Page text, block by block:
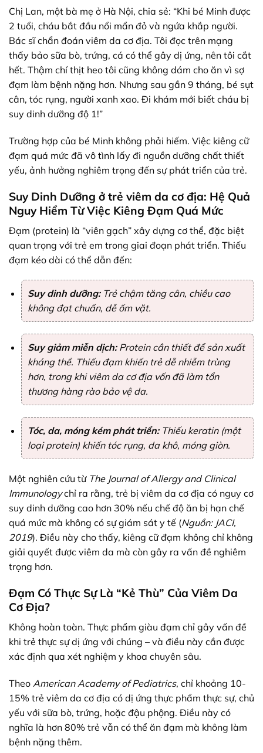
Chị Lan, một bà mẹ ở Hà Nội, chia sẻ: “Khi bé Minh được
2 tuổi, cháu bắt đầu nổi mẩn đỏ và ngứa khắp người.
Bác sĩ chẩn đoán viêm da cơ địa. Tôi đọc trên mạng
thấy bảo sữa bò, trứng, cá có thể gây dị ứng, nên tôi cắt
hết. Thậm chí thịt heo tôi cũng không dám cho ăn vì sợ
đạm làm bệnh nặng hơn. Nhưng sau gần 9 tháng, bé sụt
cân, tóc rụng, người xanh xao. Đi khám mới biết cháu bị
suy dinh dưỡng độ 1!”
Trường hợp của bé Minh không phải hiếm. Việc kiêng cữ
đạm quá mức đã vô tình lấy đi nguồn dưỡng chất thiết
yếu, ảnh hưởng nghiêm trọng đến sự phát triển của trẻ.
Suy Dinh Dưỡng ở trẻ viêm da cơ địa: Hệ Quả
Nguy Hiểm Từ Việc Kiêng Đạm Quá Mức
Đạm (protein) là “viên gạch” xây dựng cơ thể, đặc biệt
quan trọng với trẻ em trong giai đoạn phát triển. Thiếu
đạm kéo dài có thể dẫn đến:
Suy dinh dưỡng:Trẻ chậm tăng cân, chiều cao
không đạt chuẩn, dễ ốm vặt.
Suy giảm miễn dịch:Protein cần thiết để sản xuất
kháng thể. Thiếu đạm khiến trẻ dễ nhiễm trùng
hơn, trong khi viêm da cơ địa vốn đã làm tổn
thương hàng rào bảo vệ da.
Tóc, da, móng kém phát triển:Thiếu keratin (một
loại protein) khiến tóc rụng, da khô, móng giòn.
Một nghiên cứu từ The Journal of Allergy and Clinical
Immunologychỉ ra rằng, trẻ bị viêm da cơ địa có nguy cơ
suy dinh dưỡng cao hơn 30% nếu chế độ ăn bị hạn chế
quá mức mà không có sự giám sát y tế (Nguồn: JACI,
2019). Điều này cho thấy, kiêng cữ đạm không chỉ không
giải quyết được viêm da mà còn gây ra vấn đề nghiêm
trọng hơn.
Đạm Có Thực Sự Là “Kẻ Thù” Của Viêm Da
Cơ Địa?
Không hoàn toàn. Thực phẩm giàu đạm chỉ gây vấn đề
khi trẻ thực sự dị ứng với chúng – và điều này cần được
xác định qua xét nghiệm y khoa chuyên sâu.
Theo American Academy of Pediatrics, chỉ khoảng 10-
15% trẻ viêm da cơ địa có dị ứng thực phẩm thực sự, chủ
yếu với sữa bò, trứng, hoặc đậu phộng. Điều này có
nghĩa là hơn 80% trẻ vẫn có thể ăn đạm mà không làm
bệnh nặng thêm.